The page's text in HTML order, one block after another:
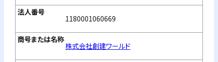
1180001060669
株式会社創建ワールド